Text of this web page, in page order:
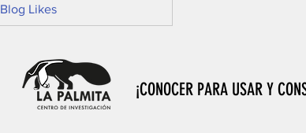
Blog Likes
¡CONOCER PARA USAR Y